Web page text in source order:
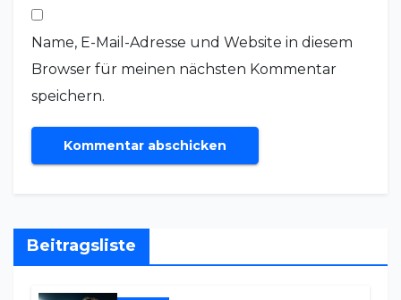
Name, E-Mail-Adresse und Website in diesem
Browser für meinen nächsten Kommentar
speichern.
Beitragsliste